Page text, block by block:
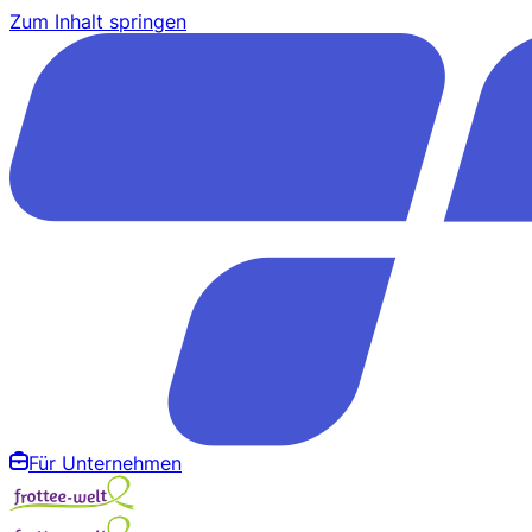
Zum Inhalt springen
Für Unternehmen